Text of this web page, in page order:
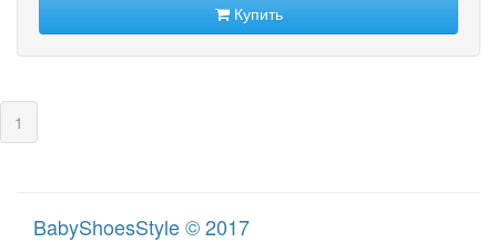
Купить
1
BabyShoesStyle © 2017